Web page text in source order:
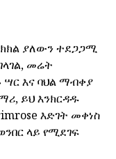
ያለውን ተደጋጋሚ
መሬት
እና ባህል ማብቀያ
ይህ እንክርዳዱ
እድገት መቀነስ
ላይ የሚደገፍ